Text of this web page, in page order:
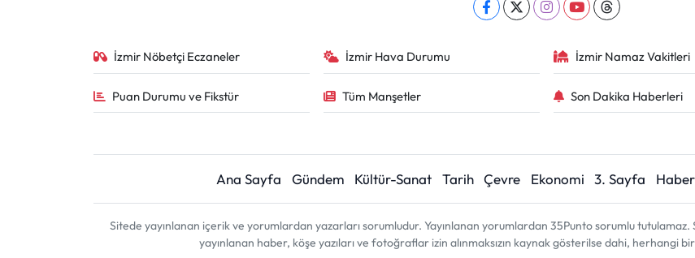
İzmir Nöbetçi Eczaneler İzmir Hava Durumu İzmir Namaz Vakitleri
Puan Durumu ve Fikstür Tüm Manşetler Son Dakika Haberleri
Ana Sayfa Gündem Kültür-Sanat Tarih Çevre Ekonomi 3. Sayfa
Sitede yayınlanan içerik ve yorumlardan yazarları sorumludur. Yayınlanan yorumlardan 35Punto sorumlu
yayınlanan haber, köşe yazıları ve fotoğraflar izin alınmaksızın kaynak gösterilse dahi, herhangi